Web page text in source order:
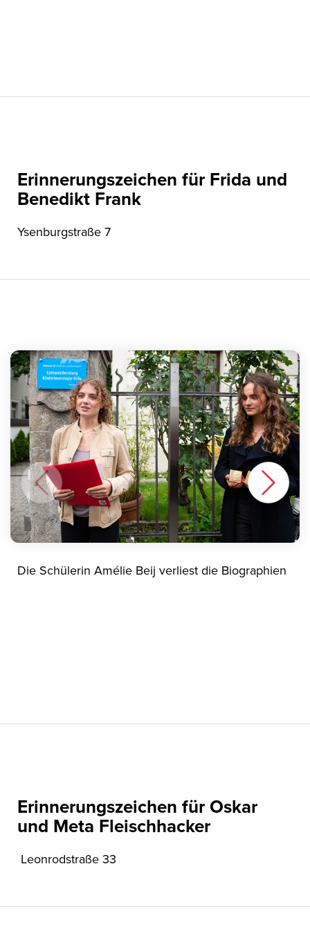
Erinnerungszeichen für Frida und
Benedikt Frank
Ysenburgstraße 7
Die Schülerin Amélie Beij verliest die Biographien
Erinnerungszeichen für Oskar
und Meta Fleischhacker
Leonrodstraße 33